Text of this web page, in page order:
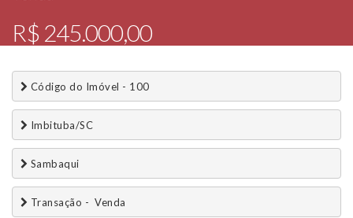
R$ 245.000,00
Código do Imóvel - 100
Imbituba/SC
Sambaqui
Transação -  Venda